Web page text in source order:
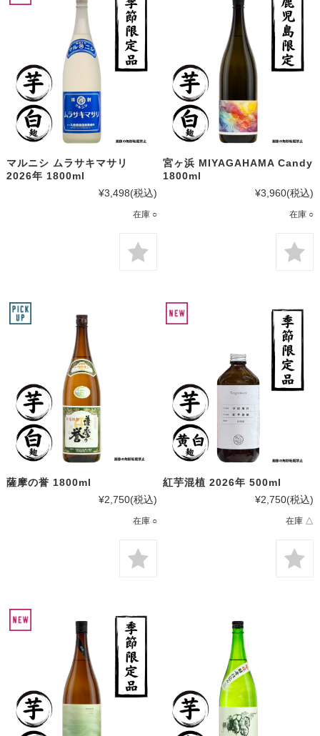
マルニシ ムラサキマサリ
2026年 1800ml
¥3,498(税込)
在庫 ○
宮ヶ浜 MIYAGAHAMA Candy
1800ml
¥3,960(税込)
在庫 ○
薩摩の誉 1800ml
¥2,750(税込)
在庫 ○
紅芋混植 2026年 500ml
¥2,750(税込)
在庫 △